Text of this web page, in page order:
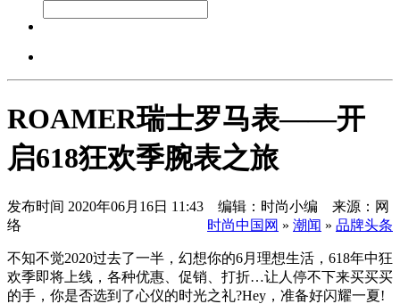
ROAMER瑞士罗马表——开
启618狂欢季腕表之旅
发布时间 2020年06月16日 11:43 编辑：时尚小编 来源：网
络
时尚中国网 » 潮闻 » 品牌头条
不知不觉2020过去了一半，幻想你的6月理想生活，618年中狂
欢季即将上线，各种优惠、促销、打折…让人停不下来买买买
的手，你是否选到了心仪的时光之礼?Hey，准备好闪耀一夏!